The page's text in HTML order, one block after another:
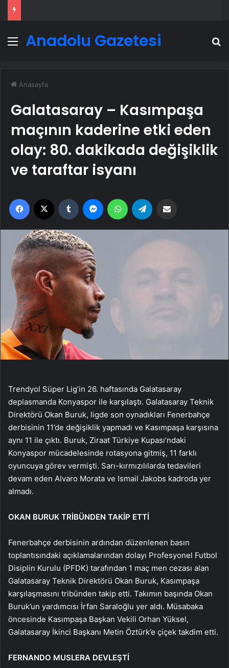
Menü
Anadolu Gazetesi
Anasayfa
Galatasaray – Kasımpaşa
maçının kaderine etki eden
olay: 80. dakikada değişiklik
ve taraftar isyanı
Facebook Tumblr MessengerWhatsApp
Trendyol Süper Lig’in 26. haftasında Galatasaray
deplasmanda Konyaspor ile karşılaştı. Galatasaray Teknik
Direktörü Okan Buruk, ligde son oynadıkları Fenerbahçe
derbisinin 11’de değişiklik yapmadı ve Kasımpaşa karşısına
aynı 11 ile çıktı. Buruk, Ziraat Türkiye Kupası’ndaki
Konyaspor mücadelesinde rotasyona gitmiş, 11 farklı
oyuncuya görev vermişti. Sarı-kırmızılılarda tedavileri
devam eden Alvaro Morata ve Ismail Jakobs kadroda yer
almadı.
OKAN BURUK TRİBÜNDEN TAKİP ETTİ
Fenerbahçe derbisinin ardından düzenlenen basın
toplantısındaki açıklamalarından dolayı Profesyonel Futbol
Disiplin Kurulu (PFDK) tarafından 1 maç men cezası alan
Galatasaray Teknik Direktörü Okan Buruk, Kasımpaşa
karşılaşmasını tribünden takip etti. Takımın başında Okan
Buruk’un yardımcısı İrfan Saraloğlu yer aldı. Müsabaka
öncesinde Kasımpaşa Başkan Vekili Orhan Yüksel,
Galatasaray İkinci Başkanı Metin Öztürk’e çiçek takdim etti.
FERNANDO MUSLERA DEVLEŞTİ